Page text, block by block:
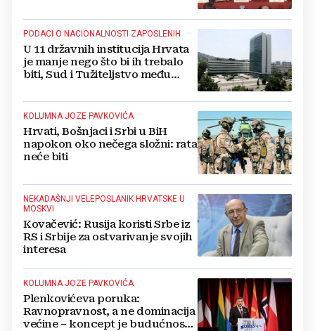
PODACI O NACIONALNOSTI ZAPOSLENIH
U 11 državnih institucija Hrvata
je manje nego što bi ih trebalo
biti, Sud i Tužiteljstvo među
KOLUMNA JOZE PAVKOVIĆA
Hrvati, Bošnjaci i Srbi u BiH
napokon oko nečega složni: rata
neće biti
NEKADAŠNJI VELEPOSLANIK HRVATSKE U
MOSKVI
Kovačević: Rusija koristi Srbe iz
RS i Srbije za ostvarivanje svojih
interesa
KOLUMNA JOZE PAVKOVIĆA
Plenkovićeva poruka:
Ravnopravnost, a ne dominacija
većine – koncept je budućnosti